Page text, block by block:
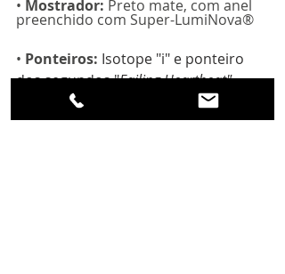
• Mostrador: Preto mate, com anel
preenchido com Super-LumiNova®
• Ponteiros: Isotope "i" e ponteiro
dos segundos "Failing Heartbeat"
preenchidos com Super-LumiNova®.